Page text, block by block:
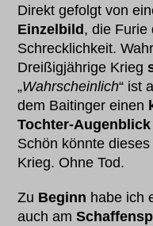
Direkt gefolgt von
Einzelbild , die Furie
Schrecklichkeit.
Dreißigjährige Krieg
„Wahrscheinlich“ ist
dem Baitinger einen
Tochter-Augenblick
Schön könnte
Krieg. Ohne Tod.
Zu Beginn habe ich
auch am